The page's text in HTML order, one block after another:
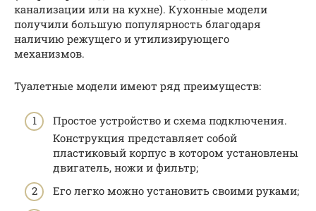
канализации или на кухне). Кухонные модели
получили большую популярность благодаря
наличию режущего и утилизирующего
механизмов.
Туалетные модели имеют ряд преимуществ:
Простое устройство и схема подключения.
Конструкция представляет собой
пластиковый корпус в котором установлены
двигатель, ножи и фильтр;
Его легко можно установить своими руками;